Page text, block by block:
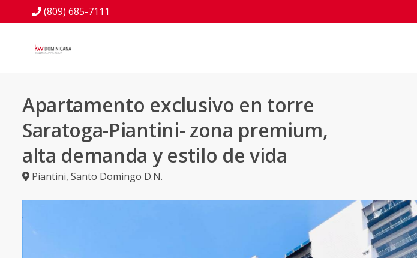
(809) 685-7111
Apartamento exclusivo en torre
Saratoga-Piantini- zona premium,
alta demanda y estilo de vida
Piantini, Santo Domingo D.N.